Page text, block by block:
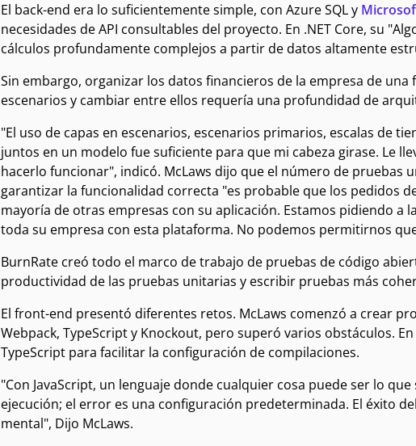
El back-end era lo suficientemente simple, con Azure SQL y
necesidades de API consultables del proyecto. En .NET Core, su
cálculos profundamente complejos a partir de datos altamente
Sin embargo, organizar los datos financieros de la empresa de
escenarios y cambiar entre ellos requería una profundidad de
"El uso de capas en escenarios, escenarios primarios, escalas de
juntos en un modelo fue suficiente para que mi cabeza girase. Le
hacerlo funcionar", indicó. McLaws dijo que el número de pruebas
garantizar la funcionalidad correcta "es probable que los pedidos
mayoría de otras empresas con su aplicación. Estamos pidiendo
toda su empresa con esta plataforma. No podemos permitirnos
BurnRate creó todo el marco de trabajo de pruebas de código
productividad de las pruebas unitarias y escribir pruebas más
El front-end presentó diferentes retos. McLaws comenzó a crear
Webpack, TypeScript y Knockout, pero superó varios obstáculos.
TypeScript para facilitar la configuración de compilaciones.
"Con JavaScript, un lenguaje donde cualquier cosa puede ser lo
ejecución; el error es una configuración predeterminada. El éxito
mental", Dijo McLaws.